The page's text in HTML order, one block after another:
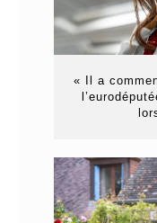
« Il a